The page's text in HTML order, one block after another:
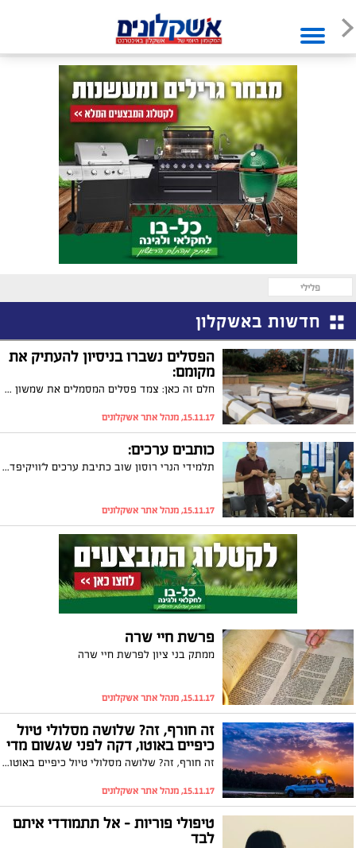
פלילי
חדשות באשקלון
הפסלים נשברו בניסיון להעתיק את
מקומם:
חלם זה כאן: צמד פסלים המסמלים את שמשון ודלילה, התנפצו במהלך ניסיון של העירייה להעתיק אותם למקום אחר. העירייה התנצלה על הטעות אבל האמנים הרצל ועופרה הדר שיצרו את הפסלים מתקשים להתאושש. הרצל מסר ל"אשקלונים": "ישבנו ובכינו", העירייה: "התנצלנו בפני האמנים"
15.11.17, מנהל אתר אשקלונים
כותבים ערכים:
תלמידי הנרי רוסון שוב כתיבת ערכים ל'וויקיפדיה' על אישים מתחום התקשורת זו השנה השנייה בה יוצרים התלמידים ערכים חדשים שלא קיימים במאגר המידע של האתר. בחודש הבא ייערך דיבייט בין התלמידים לאישים שנבחרו, בהם כתבי ערוץ 2 ו'ידיעות אחרונות'
15.11.17, מנהל אתר אשקלונים
פרשת חיי שרה
ממתק בני ציון לפרשת חיי שרה
15.11.17, מנהל אתר אשקלונים
זה חורף, זה? שלושה מסלולי טיול
כיפיים באוטו, דקה לפני שגשום מדי
זה חורף, זה? שלושה מסלולי טיול כיפיים באוטו, דקה לפני שגשום מדי
15.11.17, מנהל אתר אשקלונים
טיפולי פוריות – אל תתמודדי איתם
לבד